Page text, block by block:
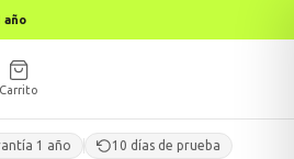
año
Carrito
1 año 10 días de prueba